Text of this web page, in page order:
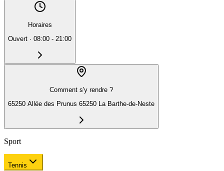
Horaires
Ouvert · 08:00 - 21:00
Comment s'y rendre ?
65250 Allée des Prunus 65250 La Barthe-de-Neste
Sport
Tennis